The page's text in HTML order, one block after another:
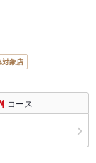
対象店
コース